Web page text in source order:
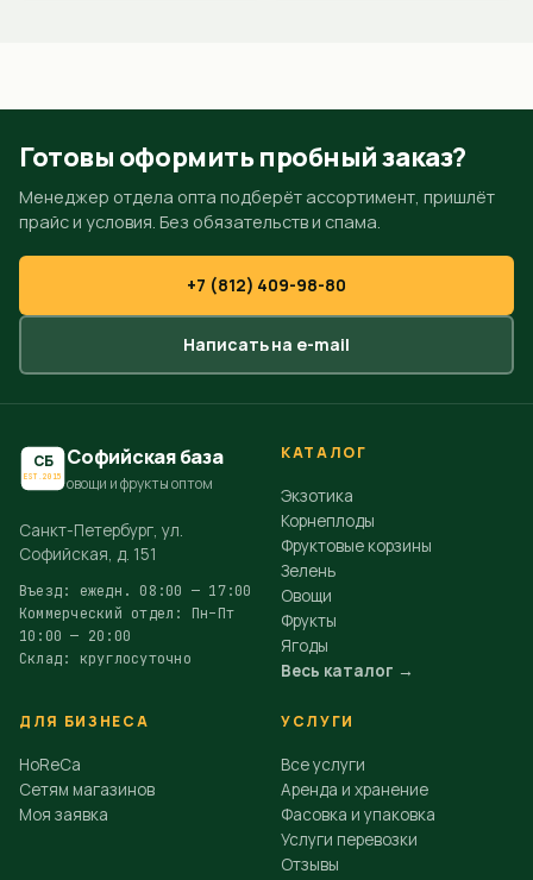
Готовы оформить пробный заказ?
Менеджер отдела опта подберёт ассортимент, пришлёт
прайс и условия. Без обязательств и спама.
+7 (812) 409-98-80
Написать на e-mail
СБ
EST.2015
Софийская база
овощи и фрукты оптом
Санкт-Петербург, ул.
Софийская, д. 151
Въезд: ежедн. 08:00 — 17:00
Коммерческий отдел: Пн–Пт
10:00 — 20:00
Склад: круглосуточно
КАТАЛОГ
Экзотика
Корнеплоды
Фруктовые корзины
Зелень
Овощи
Фрукты
Ягоды
Весь каталог →
ДЛЯ БИЗНЕСА
HoReCa
Сетям магазинов
Моя заявка
УСЛУГИ
Все услуги
Аренда и хранение
Фасовка и упаковка
Услуги перевозки
Отзывы